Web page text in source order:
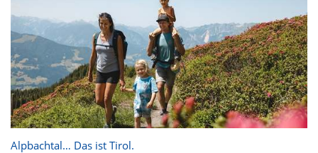
Alpbachtal… Das ist Tirol.